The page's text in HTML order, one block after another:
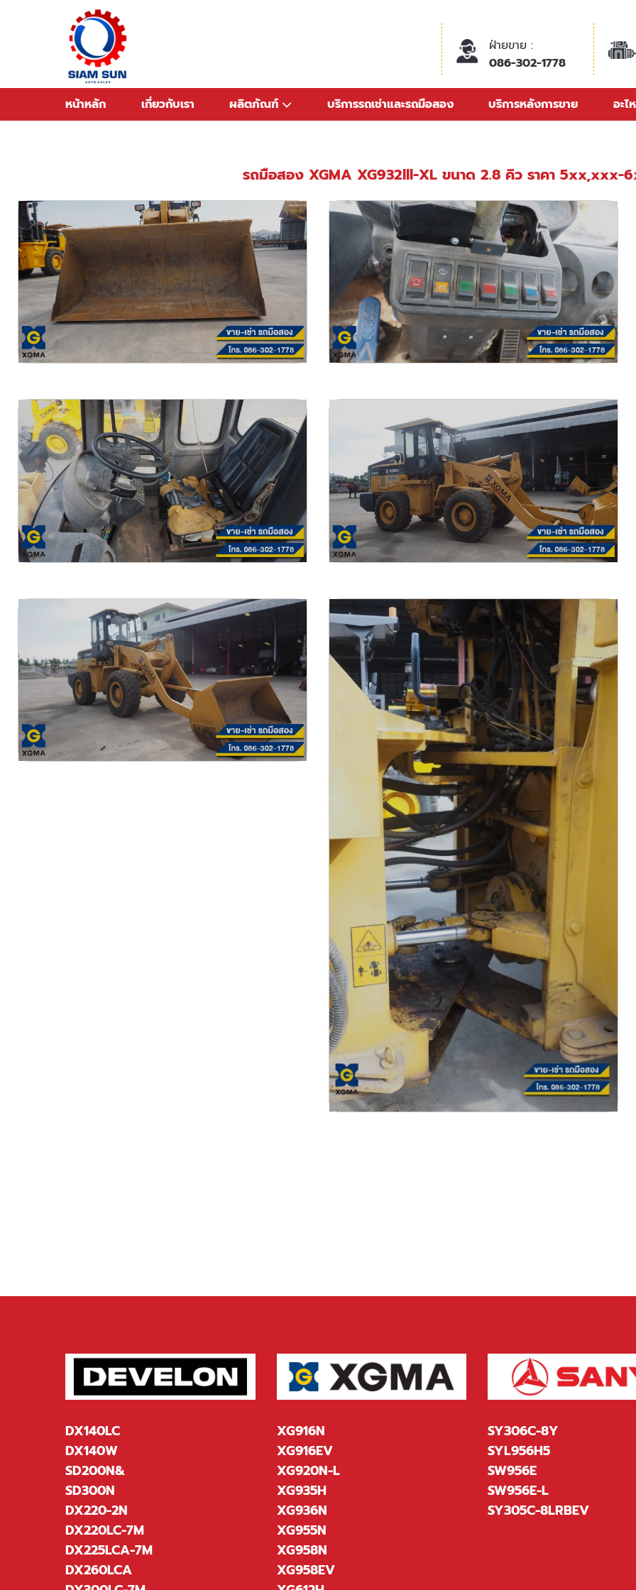
ฝ่ายขาย :
086-302-1778
หน้าหลัก เกี่ยวกับเรา ผลิตภัณฑ์ บริการรถเช่าและรถมือสอง บริการหลังการขาย อะไ
รถมือสอง XGMA XG932lll-XL ขนาด 2.8 คิว ราคา 5xx,xxx-
DX140LC
DX140W
SD200N&
SD300N
DX220-2N
DX220LC-7M
DX225LCA-7M
DX260LCA
XG916N
XG916EV
XG920N-L
XG935H
XG936N
XG955N
XG958N
XG958EV
SY306C-8Y
SYL956H5
SW956E
SW956E-L
SY305C-8LRBEV